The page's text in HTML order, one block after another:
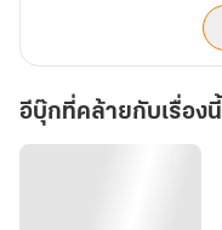
อีบุ๊กที่คล้ายกับเรื่องนี้